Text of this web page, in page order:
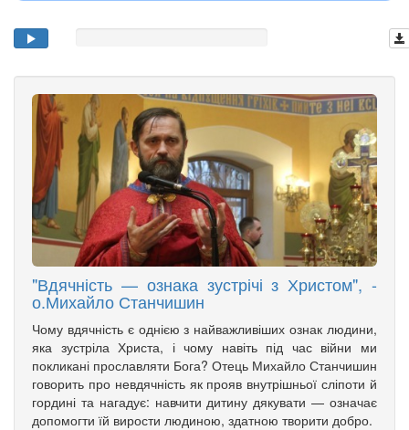
"Вдячність — ознака зустрічі з Христом", -
о.Михайло Станчишин
Чому вдячність є однією з найважливіших ознак людини,
яка зустріла Христа, і чому навіть під час війни ми
покликані прославляти Бога? Отець Михайло Станчишин
говорить про невдячність як прояв внутрішньої сліпоти й
гордині та нагадує: навчити дитину дякувати — означає
допомогти їй вирости людиною, здатною творити добро.